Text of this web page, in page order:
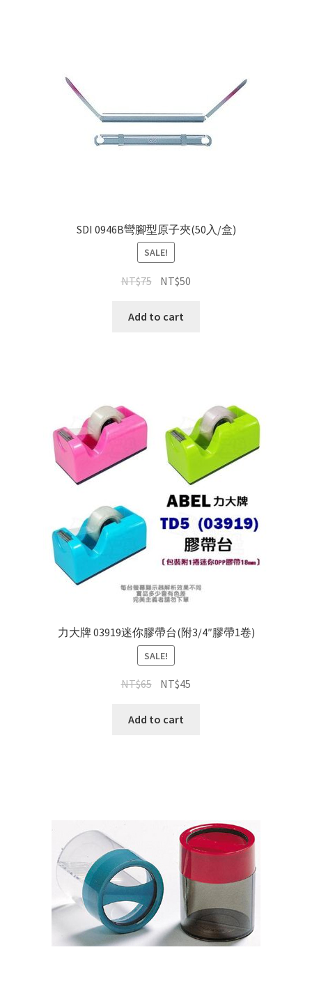
SDI 0946B彎腳型原子夾(50入/盒)
SALE!
NT$75 NT$50
Add to cart
力大牌 03919迷你膠帶台(附3/4″膠帶1卷)
SALE!
NT$65 NT$45
Add to cart